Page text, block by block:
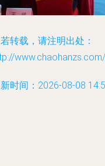
转载，请注明出处：
时间：2026-08-08